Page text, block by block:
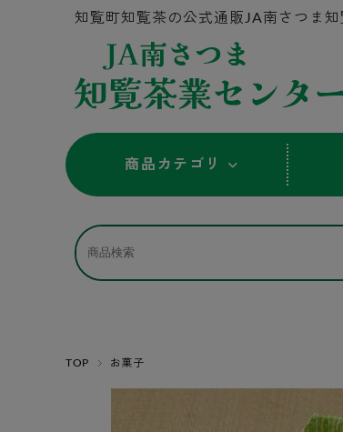
知覧町知覧茶の公式通販JA南さつま
商品カテゴリ
TOP お菓子